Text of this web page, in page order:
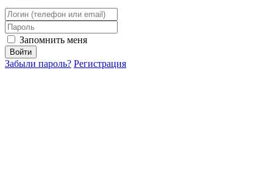
Запомнить меня
Забыли пароль? Регистрация